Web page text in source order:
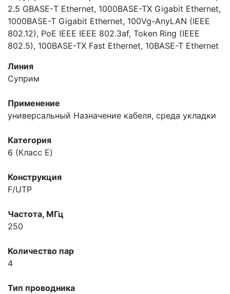
2.5 GBASE-Т Ethernet, 1000BASE-TX Gigabit Ethernet,
1000BASE-T Gigabit Ethernet, 100Vg-AnyLAN (IEEE
802.12), PoE IEEE IEEE 802.3af, Token Ring (IEEE
802.5), 100BASE-TX Fast Ethernet, 10BASE-T Ethernet
Линия
Суприм
Применение
универсальный Назначение кабеля, среда укладки
Категория
6 (Класс E)
Конструкция
F/UTP
Частота, МГц
250
Количество пар
4
Тип проводника